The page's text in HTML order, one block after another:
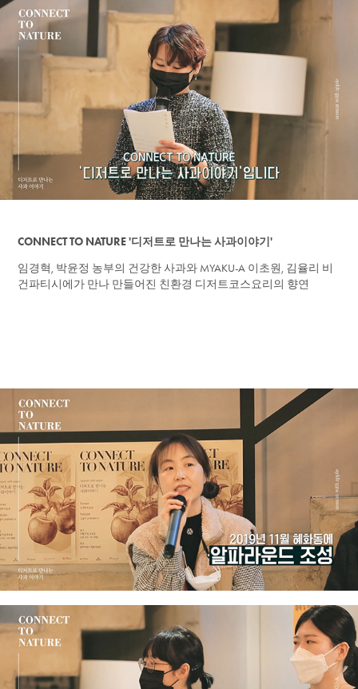
CONNECT TO NATURE '디저트로 만나는 사과이야기'
임경혁, 박윤정 농부의 건강한 사과와 MYAKU-A 이초원, 김율리 비
건파티시에가 만나 만들어진 친환경 디저트코스요리의 향연